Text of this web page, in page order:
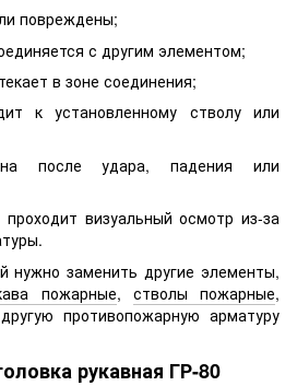
повреждены;
с другим элементом;
в зоне соединения;
к установленному стволу или
после удара, падения или
визуальный осмотр из-за
нужно заменить другие элементы,
пожарные, стволы пожарные,
противопожарную арматуру
рукавная ГР-80